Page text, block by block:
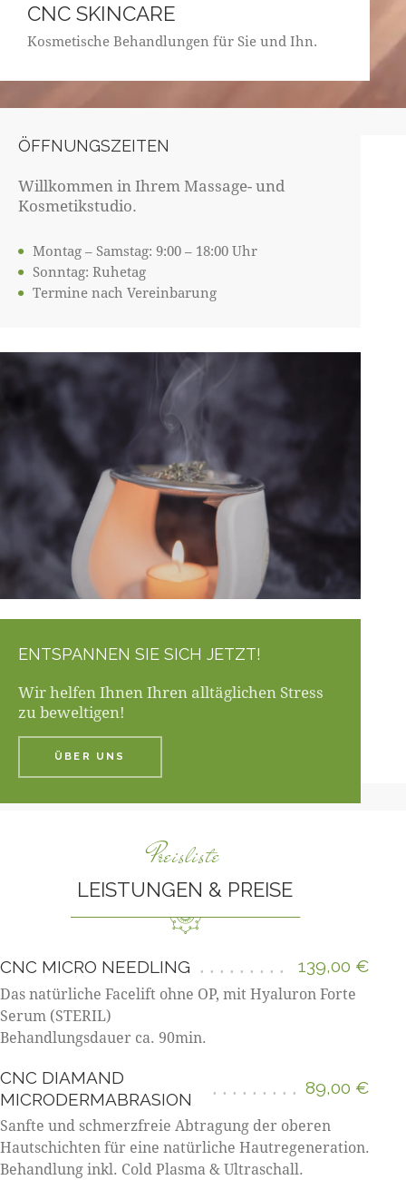
CNC SKINCARE
Kosmetische Behandlungen für Sie und Ihn.
ÖFFNUNGSZEITEN
Willkommen in Ihrem Massage- und
Kosmetikstudio.
Montag – Samstag: 9:00 – 18:00 Uhr
Sonntag: Ruhetag
Termine nach Vereinbarung
ENTSPANNEN SIE SICH JETZT!
Wir helfen Ihnen Ihren alltäglichen Stress
zu beweltigen!
ÜBER UNS
Preisliste
LEISTUNGEN & PREISE
CNC MICRO NEEDLING 139,00 €
Das natürliche Facelift ohne OP, mit Hyaluron Forte
Serum (STERIL)
Behandlungsdauer ca. 90min.
CNC DIAMAND
MICRODERMABRASION
89,00 €
Sanfte und schmerzfreie Abtragung der oberen
Hautschichten für eine natürliche Hautregeneration.
Behandlung inkl. Cold Plasma & Ultraschall.